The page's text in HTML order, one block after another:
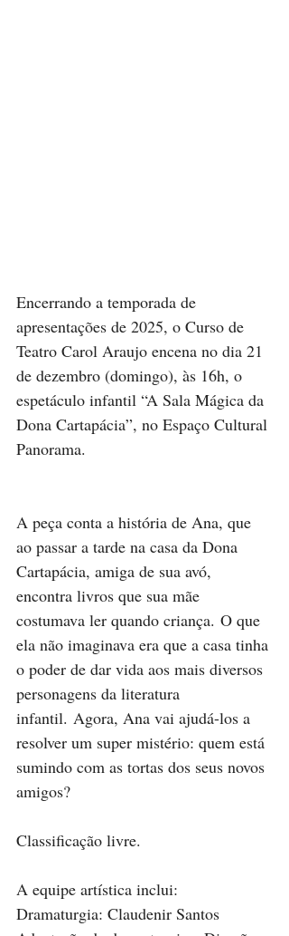
Encerrando a temporada de
apresentações de 2025, o Curso de
Teatro Carol Araujo encena no dia 21
de dezembro (domingo), às 16h, o
espetáculo infantil “A Sala Mágica da
Dona Cartapácia”, no Espaço Cultural
Panorama.
A peça conta a história de Ana, que
ao passar a tarde na casa da Dona
Cartapácia, amiga de sua avó,
encontra livros que sua mãe
costumava ler quando criança. O que
ela não imaginava era que a casa tinha
o poder de dar vida aos mais diversos
personagens da literatura
infantil. Agora, Ana vai ajudá-los a
resolver um super mistério: quem está
sumindo com as tortas dos seus novos
amigos?
Classificação livre.
A equipe artística inclui:
Dramaturgia: Claudenir Santos